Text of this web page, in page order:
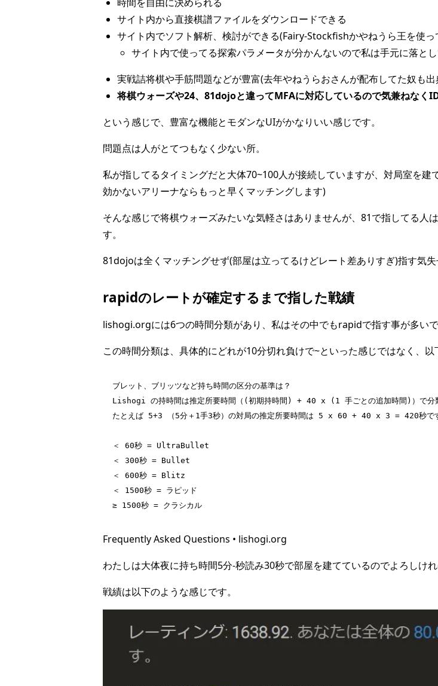
サイト内から直接棋譜ファイルをダウンロードできる
サイト内でソフト解析、検討ができる(Fairy-Stockfishかやねうら王を使
サイト内で使ってる探索パラメータが分かんないので私は手元に落と
実戦詰将棋や手筋問題などが豊富(去年やねうらおさんが配布してた奴も
将棋ウォーズや24、81dojoと違ってMFAに対応しているので気兼ねなく
という感じで、豊富な機能とモダンなUIがかなりいい感じです。
問題点は人がとてつもなく少ない所。
私が指してるタイミングだと大体70~100人が接続していますが、対局室を
効かないアリーナならもっと早くマッチングします)
そんな感じで将棋ウォーズみたいな気軽さはありませんが、81で指してる人
す。
81dojoは全くマッチングせず(部屋は立ってるけどレート差ありすぎ)指す気
rapidのレートが確定するまで指した戦績
lishogi.orgには6つの時間分類があり、私はその中でもrapidで指す事が多いで
この時間分類は、具体的にどれが10分切れ負けで~といった感じではなく、以
ブレット、ブリッツなど持ち時間の区分の基準は？
Lishogi の持時間は推定所要時間（(初期持時間) + 40 x (1 手ごとの追加時間)）で分類
たとえば 5+3 （5分＋1手3秒）の対局の推定所要時間は 5 x 60 + 40 x 3 = 420秒で
＜ 60秒 = UltraBullet
＜ 300秒 = Bullet
＜ 600秒 = Blitz
＜ 1500秒 = ラピッド
≥ 1500秒 = クラシカル
Frequently Asked Questions • lishogi.org
わたしは大体夜に持ち時間5分-秒読み30秒で部屋を建てているのでよろしけれ
戦績は以下のような感じです。